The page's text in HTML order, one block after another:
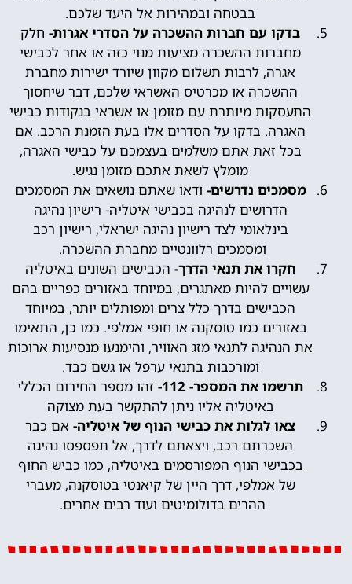
בבטחה ובמהירות אל היעד שלכם.
בדקו עם חברות ההשכרה על הסדרי אגרות- חלק
מחברות ההשכרה מציעות מנוי כזה או אחר לכבישי
אגרה, לרבות תשלום מקוון שיורד ישירות מחברת
ההשכרה או מכרטיס האשראי שלכם, דבר שיחסוך
התעסקות מיותרת עם מזומן או אשראי בנקודות כבישי
האגרה. בדקו על הסדרים אלו בעת הזמנת הרכב. אם
בכל זאת אתם משלמים בעצמכם על כבישי האגרה,
מומלץ לשאת אתכם מזומן נגיש.
מסמכים נדרשים- ודאו שאתם נושאים את המסמכים
הדרושים לנהיגה בכבישי איטליה- רישיון נהיגה
בינלאומי לצד רישיון נהיגה ישראלי, רישיון רכב
ומסמכים רלוונטיים מחברת ההשכרה.
חקרו את תנאי הדרך- הכבישים השונים באיטליה
עשויים להיות מאתגרים, במיוחד באזורים כפריים בהם
הכבישים בדרך כלל צרים ומפותלים יותר, במיוחד
באזורים כמו טוסקנה או חופי אמלפי. כמו כן, התאימו
את הנהיגה לתנאי מזג האוויר, והימנעו מנסיעות ארוכות
ומורכבות בתנאי ערפל או גשם כבד.
תרשמו את המספר- 112-
זהו מספר החירום הכללי
באיטליה אליו ניתן להתקשר בעת מצוקה
צאו לגלות את כבישי הנוף של איטליה- אם כבר
השכרתם רכב, ויצאתם לדרך, אל תפספסו נהיגה
בכבישי הנוף המפורסמים באיטליה, כמו כביש החוף
של אמלפי, דרך היין של קיאנטי בטוסקנה, מעברי
ההרים בדולומיטים ועוד רבים אחרים.